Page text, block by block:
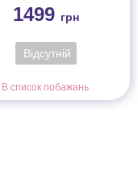
1499 грн
Відсутній
В список побажань